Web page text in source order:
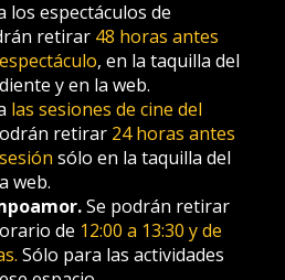
los espectáculos de
retirar 48 horas antes
, en la taquilla del
y en la web.
las sesiones de cine del
retirar 24 horas antes
sólo en la taquilla del
web.
Se podrán retirar
de 12:00 a 13:30 y de
Sólo para las actividades